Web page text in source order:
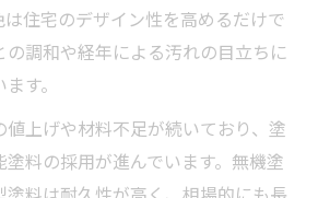
住宅のデザイン性を高めるだけで
調和や経年による汚れの目立ちに
す。
値上げや材料不足が続いており、塗
料の採用が進んでいます。無機塗